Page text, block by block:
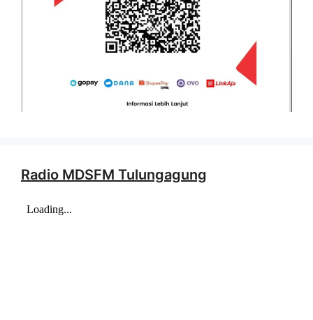
Radio MDSFM Tulungagung